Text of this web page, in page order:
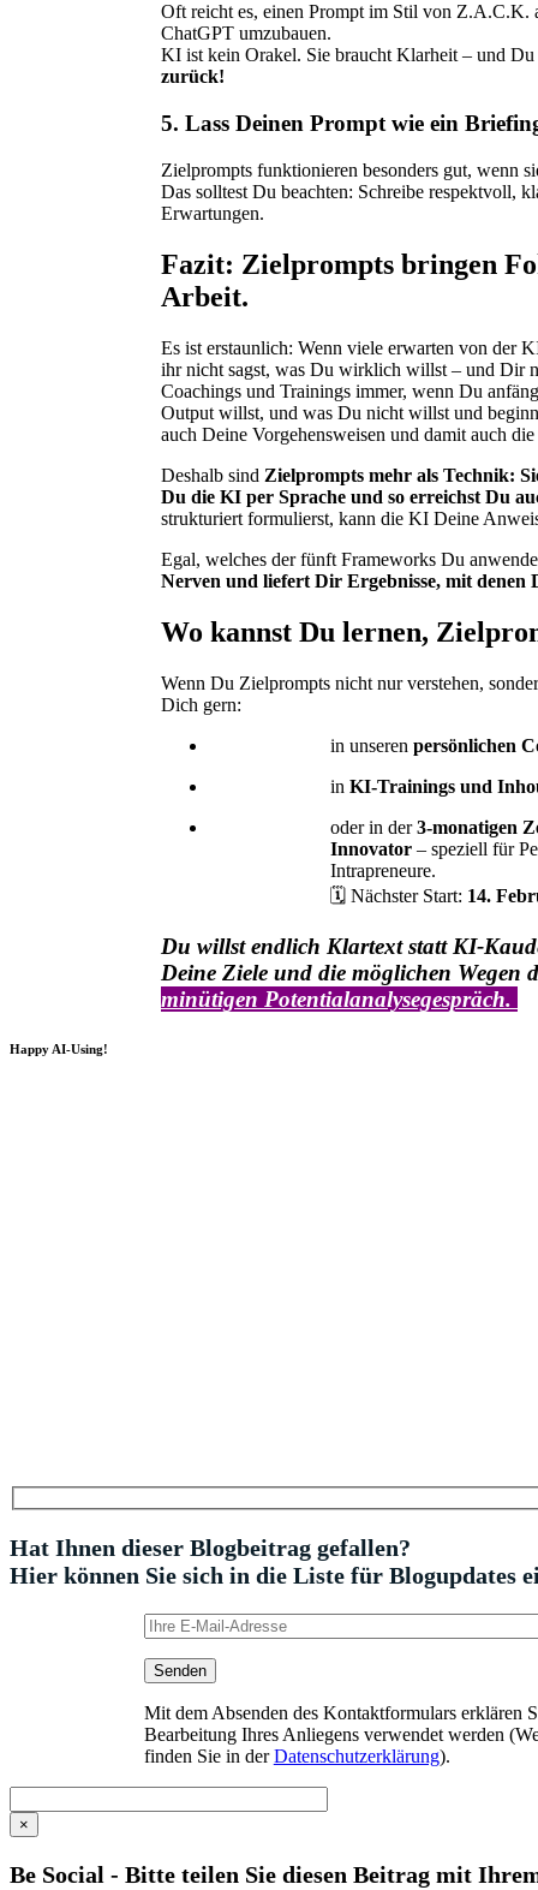
Oft reicht es, einen Prompt im Stil von Z.A.C.K.
ChatGPT umzubauen.
KI ist kein Orakel. Sie braucht Klarheit – und Du
zurück!
5. Lass Deinen Prompt wie ein
Zielprompts funktionieren besonders gut, wenn
Das solltest Du beachten: Schreibe respektvoll,
Erwartungen.
Fazit: Zielprompts bringen
Arbeit.
Es ist erstaunlich: Wenn viele erwarten von der
ihr nicht sagst, was Du wirklich willst – und Dir
Coachings und Trainings immer, wenn Du
Output willst, und was Du nicht willst und
auch Deine Vorgehensweisen und damit auch
Deshalb sind Zielprompts mehr als Technik:
Du die KI per Sprache und so erreichst Du
strukturiert formulierst, kann die KI Deine
Egal, welches der fünft Frameworks Du
Nerven und liefert Dir Ergebnisse, mit
Wo kannst Du lernen,
Wenn Du Zielprompts nicht nur verstehen,
Dich gern:
in unserenpersönlichen
inKI-Trainings und
oder in der3-monatigen
Innovator – speziell für
Intrapreneure.
🗓️ Nächster Start: 14.
Du willst endlich Klartext statt KI-
Deine Ziele und die möglichen Wegen
minütigen Potentialanalysegespräch.
Happy AI-Using!
Hat Ihnen dieser Blogbeitrag gefallen?
Hier können Sie sich in die Liste für Blogupdates
Mit dem Absenden des Kontaktformulars erklären
Bearbeitung Ihres Anliegens verwendet werden
finden Sie in derDatenschutzerklärung).
×
Be Social - Bitte teilen Sie diesen Beitrag mit